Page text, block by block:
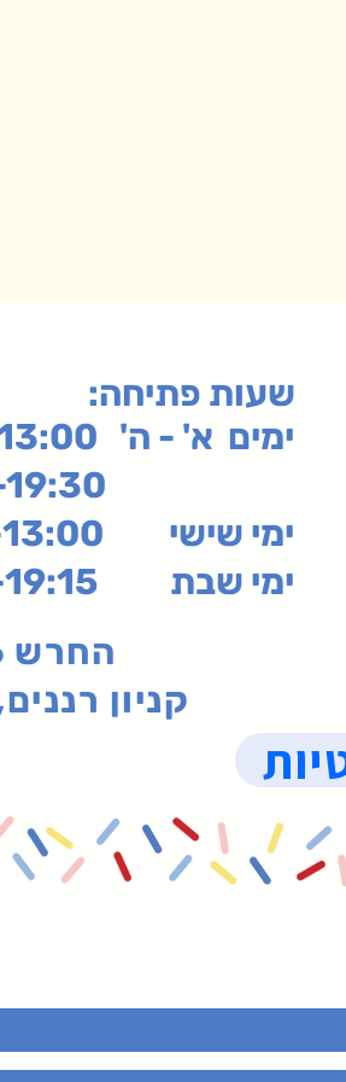
:שעות פתיחה
ימים א' - ה' 9:30-13:00
ימי שישי
ימי שבת 09:30-19:15 (בהזמנה מראש)
החרש 16 , נס ציונה
קניון רננים,